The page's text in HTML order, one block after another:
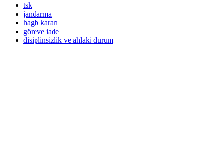
tsk
jandarma
hagb kararı
göreve iade
disiplinsizlik ve ahlaki durum